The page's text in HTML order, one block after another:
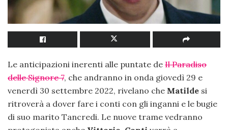
Le anticipazioni inerenti alle puntate de Il Paradiso
delle Signore 7, che andranno in onda giovedì 29 e
venerdì 30 settembre 2022, rivelano che Matilde si
ritroverà a dover fare i conti con gli inganni e le bugie
di suo marito Tancredi. Le nuove trame vedranno